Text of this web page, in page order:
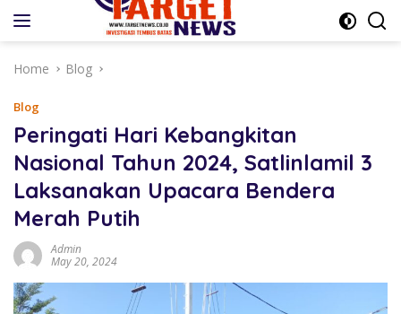
Home
Blog
Blog
Peringati Hari Kebangkitan
Nasional Tahun 2024, Satlinlamil 3
Laksanakan Upacara Bendera
Merah Putih
Admin
May 20, 2024